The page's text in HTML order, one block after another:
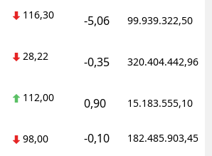
116,30 -5,06 99.939.322,50
28,22 -0,35 320.404.442,96
112,00 0,90 15.183.555,10
98,00 -0,10 182.485.903,45